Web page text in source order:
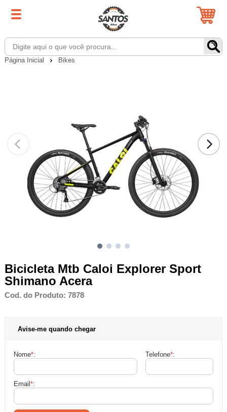
Página Inicial Bikes
Bicicleta Mtb Caloi Explorer Sport
Shimano Acera
Cod. do Produto: 7878
Avise-me quando chegar
Nome*: Telefone*:
Email*: